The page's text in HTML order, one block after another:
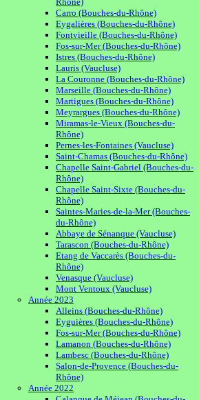
Carro (Bouches-du-Rhône)
Eygalières (Bouches-du-Rhône)
Fontvieille (Bouches-du-Rhône)
Fos-sur-Mer (Bouches-du-Rhône)
Istres (Bouches-du-Rhône)
Lauris (Vaucluse)
La Couronne (Bouches-du-Rhône)
Marseille (Bouches-du-Rhône)
Martigues (Bouches-du-Rhône)
Meyrargues (Bouches-du-Rhône)
Miramas-le-Vieux (Bouches-du-
Rhône)
Pernes-les-Fontaines (Vaucluse)
Saint-Chamas (Bouches-du-Rhône)
Chapelle Saint-Gabriel (Bouches-du-
Rhône)
Chapelle Saint-Sixte (Bouches-du-
Rhône)
Saintes-Maries-de-la-Mer (Bouches-
du-Rhône)
Abbaye de Sénanque (Vaucluse)
Tarascon (Bouches-du-Rhône)
Etang de Vaccarès (Bouches-du-
Rhône)
Venasque (Vaucluse)
Mont Ventoux (Vaucluse)
Année 2023
Alleins (Bouches-du-Rhône)
Eyguières (Bouches-du-Rhône)
Fos-sur-Mer (Bouches-du-Rhône)
Lamanon (Bouches-du-Rhône)
Lambesc (Bouches-du-Rhône)
Salon-de-Provence (Bouches-du-
Rhône)
Année 2022